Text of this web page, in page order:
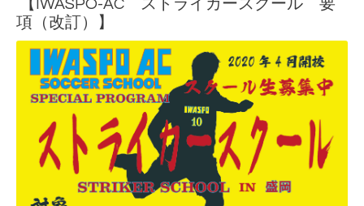
【IWASPO-AC ストライカースクール 要
項（改訂）】